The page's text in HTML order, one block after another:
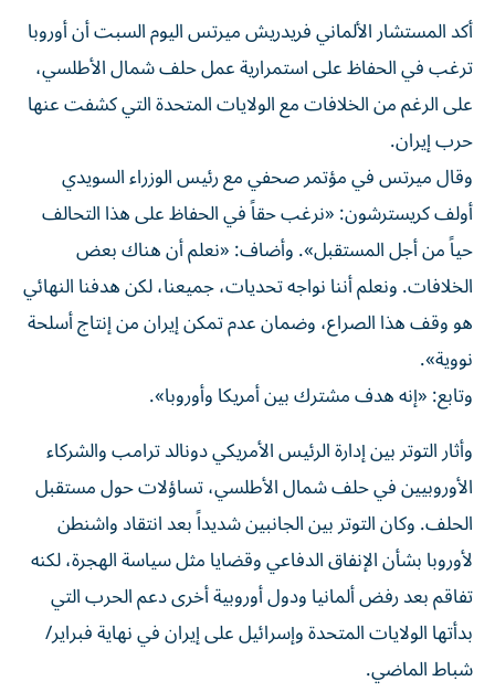
أكد المستشار الألماني فريدريش ميرتس اليوم السبت أن أوروبا
‌ترغب في الحفاظ على استمرارية عمل حلف شمال ​الأطلسي،
⁠على الرغم من الخلافات مع ‌الولايات المتحدة التي كشفت ‌عنها
حرب إيران.
وقال ميرتس ‌في مؤتمر صحفي مع رئيس الوزراء السويدي
أولف كريسترشون: «نرغب حقاً في الحفاظ على هذا ⁠التحالف
حياً من أجل المستقبل». وأضاف: «نعلم أن هناك بعض
الخلافات. ونعلم أننا نواجه تحديات، جميعنا، لكن هدفنا النهائي
​هو ‌وقف هذا الصراع، وضمان عدم تمكن ‌إيران من إنتاج أسلحة
نووية».
وتابع: «إنه هدف مشترك بين أمريكا وأوروبا».
وأثار التوتر بين إدارة الرئيس الأمريكي دونالد ترامب والشركاء
الأوروبيين في حلف ‌شمال الأطلسي، تساؤلات حول مستقبل
الحلف.وكان التوتر بين ⁠الجانبين شديداً بعد انتقاد واشنطن
لأوروبا بشأن الإنفاق الدفاعي وقضايا مثل سياسة الهجرة، لكنه
تفاقم بعد رفض ألمانيا ودول أوروبية أخرى دعم الحرب التي
بدأتها الولايات المتحدة وإسرائيل على ​إيران في نهاية فبراير/
شباط الماضي.